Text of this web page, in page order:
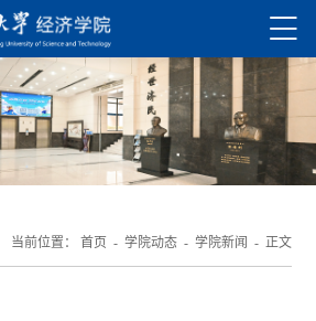
当前位置： 首页 - 学院动态- 学院新闻 - 正文